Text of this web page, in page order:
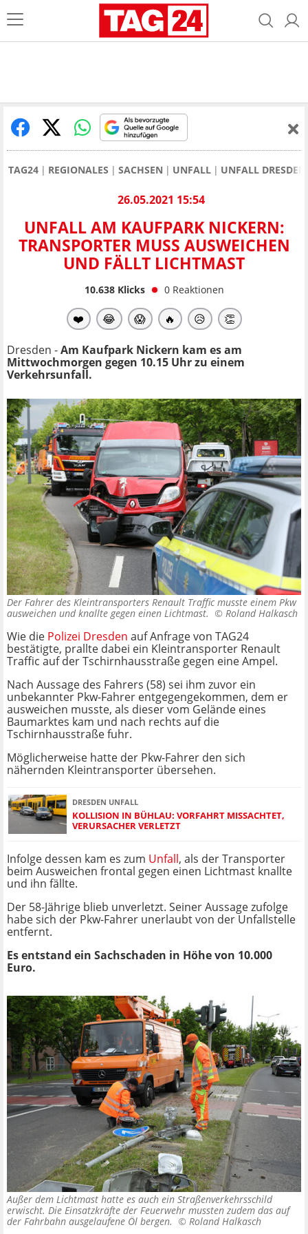
TAG24 REGIONALES SACHSEN UNFALL UNFALL
26.05.2021 15:54
UNFALL AM KAUFPARK NICKERN:
TRANSPORTER MUSS AUSWEICHEN
UND FÄLLT LICHTMAST
10.638Klicks 0 Reaktionen
❤️ 😂 😱 🔥 😥 👏
Dresden -Am Kaufpark Nickern kam es am
Mittwochmorgen gegen 10.15 Uhr zu einem
Verkehrsunfall.
Der Fahrer des Kleintransporters Renault Traffic musste einem Pkw
ausweichen und knallte gegen einen Lichtmast. © Roland Halkasch
Wie die Polizei Dresden auf Anfrage von TAG24
bestätigte, prallte dabei ein Kleintransporter Renault
Traffic auf der Tschirnhausstraße gegen eine Ampel.
Nach Aussage des Fahrers (58) sei ihm zuvor ein
unbekannter Pkw-Fahrer entgegengekommen, dem er
ausweichen musste, als dieser vom Gelände eines
Baumarktes kam und nach rechts auf die
Tschirnhausstraße fuhr.
Möglicherweise hatte der Pkw-Fahrer den sich
nähernden Kleintransporter übersehen.
DRESDEN UNFALL
KOLLISION IN BÜHLAU: VORFAHRT MISSACHTET,
VERURSACHER VERLETZT
Infolge dessen kam es zum Unfall, als der Transporter
beim Ausweichen frontal gegen einen Lichtmast knallte
und ihn fällte.
Der 58-Jährige blieb unverletzt. Seiner Aussage zufolge
habe sich der Pkw-Fahrer unerlaubt von der Unfallstelle
entfernt.
Es entstand ein Sachschaden in Höhe von 10.000
Euro.
Außer dem Lichtmast hatte es auch ein Straßenverkehrsschild
erwischt. Die Einsatzkräfte der Feuerwehr mussten zudem das auf
der Fahrbahn ausgelaufene Öl bergen. © Roland Halkasch